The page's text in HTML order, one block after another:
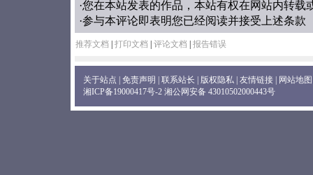
·您在本站发表的作品，本站有权在网站内转载
·参与本评论即表明您已经阅读并接受上述条款
推荐文档 打印文档 评论文档 报告错误
关于站点 免责声明 联系站长 版权隐私 友情链接
网站地图
湘ICP备19000417号-2 湘公网安备 43010502000443号